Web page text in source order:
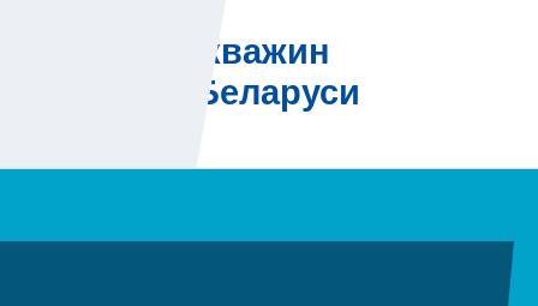
Бурение скважин
на воду в Беларуси